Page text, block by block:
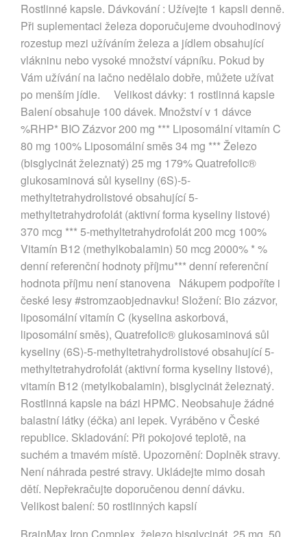
Rostlinné kapsle. Dávkování : Užívejte 1 kapsli denně.
Při suplementaci železa doporučujeme dvouhodinový
rozestup mezi užíváním železa a jídlem obsahující
vlákninu nebo vysoké množství vápníku. Pokud by
Vám užívání na lačno nedělalo dobře, můžete užívat
po menším jídle. Velikost dávky: 1 rostlinná kapsle
Balení obsahuje 100 dávek. Množství v 1 dávce
%RHP* BIO Zázvor 200 mg *** Liposomální vitamín C
80 mg 100% Liposomální směs 34 mg *** Železo
(bisglycinát železnatý) 25 mg 179% Quatrefolic®
glukosaminová sůl kyseliny (6S)-5-
methyltetrahydrolistové obsahující 5-
methyltetrahydrofolát (aktivní forma kyseliny listové)
370 mcg *** 5-methyltetrahydrofolát 200 mcg 100%
Vitamín B12 (methylkobalamin) 50 mcg 2000% * %
denní referenční hodnoty příjmu*** denní referenční
hodnota příjmu není stanovena Nákupem podpoříte i
české lesy #stromzaobjednavku! Složení: Bio zázvor,
liposomální vitamín C (kyselina askorbová,
liposomální směs), Quatrefolic® glukosaminová sůl
kyseliny (6S)-5-methyltetrahydrolistové obsahující 5-
methyltetrahydrofolát (aktivní forma kyseliny listové),
vitamín B12 (metylkobalamin), bisglycinát železnatý.
Rostlinná kapsle na bázi HPMC. Neobsahuje žádné
balastní látky (éčka) ani lepek. Vyráběno v České
republice. Skladování: Při pokojové teplotě, na
suchém a tmavém místě. Upozornění: Doplněk stravy.
Není náhrada pestré stravy. Ukládejte mimo dosah
dětí. Nepřekračujte doporučenou denní dávku.
Velikost balení: 50 rostlinných kapslí